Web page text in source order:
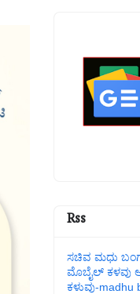
Rss
ಸಚಿವ ಮಧು
ಮೊಬೈಲ್ ಕಳವು
ಕಳುವು-madhu